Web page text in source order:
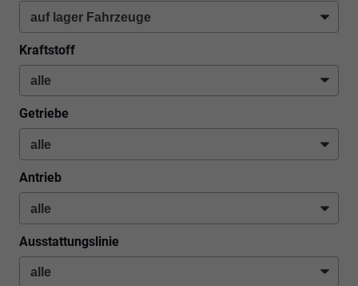
Kraftstoff
Getriebe
Antrieb
Ausstattungslinie